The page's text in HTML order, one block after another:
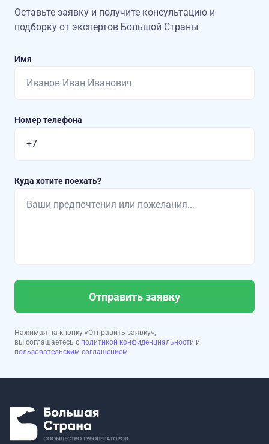
Оставьте заявку и получите консультацию и
подборку от экспертов Большой Страны
Имя
Номер телефона
Куда хотите поехать?
Отправить заявку
Нажимая на кнопку «Отправить заявку»,
вы соглашаетесь с политикой конфиденциальности и
пользовательским соглашением